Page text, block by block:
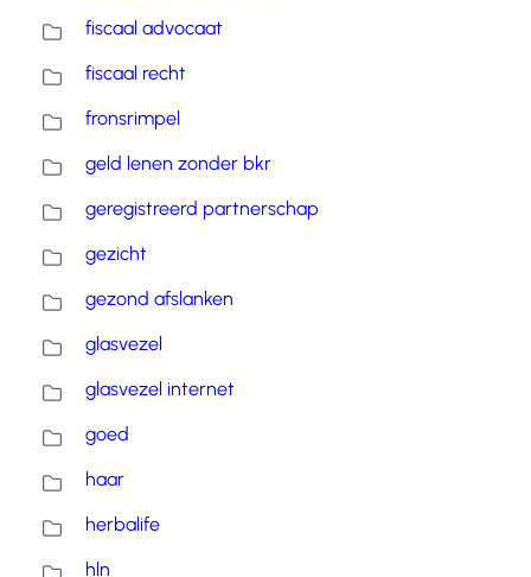
fiscaal advocaat
fiscaal recht
fronsrimpel
geld lenen zonder bkr
geregistreerd partnerschap
gezicht
gezond afslanken
glasvezel
glasvezel internet
goed
haar
herbalife
hln